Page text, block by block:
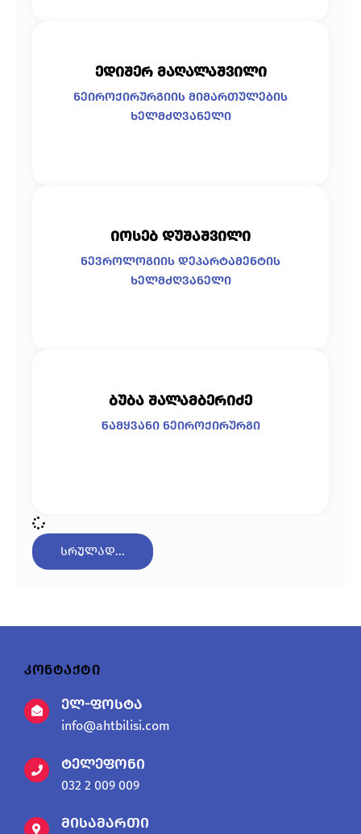
ედიშერ მაღალაშვილი
ნეიროქირურგიის მიმართულების
ხელმძღვანელი
იოსებ დუშაშვილი
ნევროლოგიის დეპარტამენტის
ხელმძღვანელი
ბუბა შალამბერიძე
წამყვანი ნეიროქირურგი
სრულად...
კონტაქტი
ელ-ფოსტა
info@ahtbilisi.com
ტელეფონი
032 2 009 009
მისამართი